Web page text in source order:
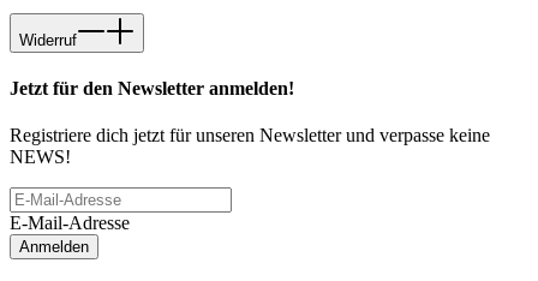
Widerruf
Jetzt für den Newsletter anmelden!
Registriere dich jetzt für unseren Newsletter und verpasse keine
NEWS!
E-Mail-Adresse
Anmelden